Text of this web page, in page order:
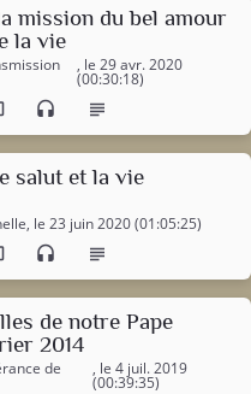
mission du bel amour
la vie
, le 29 avr. 2020
(00:30:18)
headset subject
salut et la vie
, le 23 juin 2020 (01:05:25)
headset subject
de notre Pape
2014
de , le 4 juil. 2019
(00:39:35)